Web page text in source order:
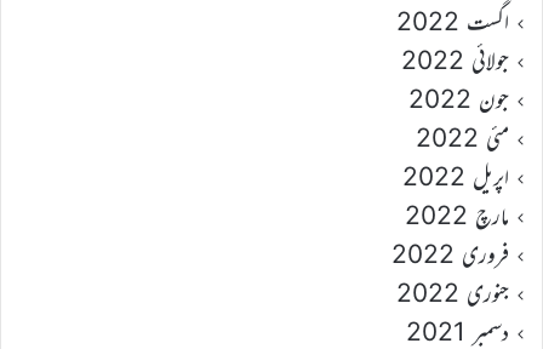
اگست 2022
جولائی 2022
جون 2022
مئی 2022
اپریل 2022
مارچ 2022
فروری 2022
جنوری 2022
دسمبر 2021